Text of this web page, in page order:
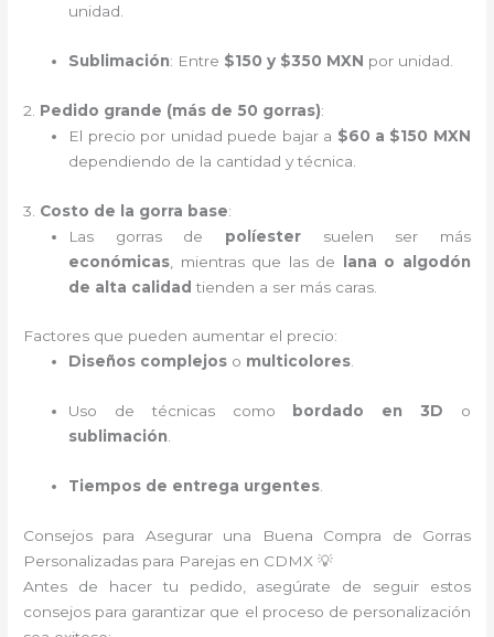
unidad.
Sublimación: Entre $150 y $350 MXN por unidad.
2. Pedido grande (más de 50 gorras):
El precio por unidad puede bajar a $60 a $150 MXN
dependiendo de la cantidad y técnica.
3. Costo de la gorra base:
Las gorras de políester suelen ser más
económicas , mientras que las de lana o algodón
de alta calidad tienden a ser más caras.
Factores que pueden aumentar el precio:
Diseños complejos o multicolores.
Uso de técnicas como bordado en 3D o
sublimación.
Tiempos de entrega urgentes
Consejos para Asegurar una Buena Compra de Gorras
Personalizadas para Parejas en CDMX 💡
Antes de hacer tu pedido, asegúrate de seguir estos
consejos para garantizar que el proceso de personalización